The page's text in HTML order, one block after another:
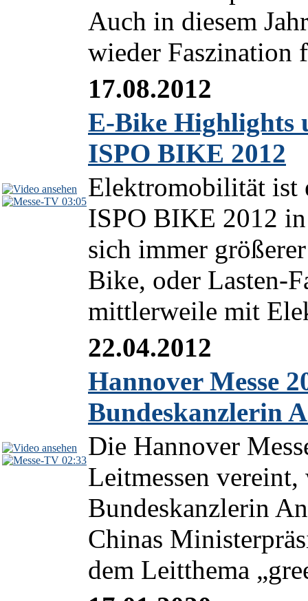
Auch in diesem
wieder Faszination
03:05
17.08.2012
E-Bike Highlights
ISPO BIKE 2012
Elektromobilität ist
ISPO BIKE 2012
sich immer
Bike, oder Lasten-
mittlerweile mit
02:33
22.04.2012
Hannover Messe
Bundeskanzlerin
Die Hannover
Leitmessen
Bundeskanzlerin
Chinas
dem Leitthema